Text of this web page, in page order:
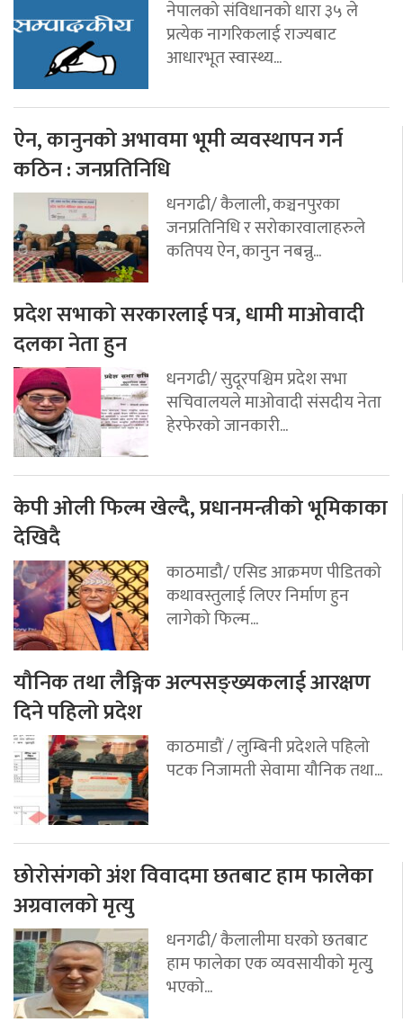
नेपालको संविधानको धारा ३५ ले
प्रत्येक नागरिकलाई राज्यबाट
आधारभूत स्वास्थ्य...
ऐन, कानुनको अभावमा भूमी व्यवस्थापन गर्न
कठिन : जनप्रतिनिधि
धनगढी/ कैलाली, कञ्चनपुरका
जनप्रतिनिधि र सरोकारवालाहरुले
कतिपय ऐन, कानुन नबन्नु...
प्रदेश सभाको सरकारलाई पत्र, धामी माओवादी
दलका नेता हुन
धनगढी/ सुदूरपश्चिम प्रदेश सभा
सचिवालयले माओवादी संसदीय नेता
हेरफेरको जानकारी...
केपी ओली फिल्म खेल्दै, प्रधानमन्त्रीको भूमिकाका
देखिदै
काठमाडौ/ एसिड आक्रमण पीडितको
कथावस्तुलाई लिएर निर्माण हुन
लागेको फिल्म...
यौनिक तथा लैङ्गिक अल्पसङ्ख्यकलाई आरक्षण
दिने पहिलो प्रदेश
काठमाडौं / लुम्बिनी प्रदेशले पहिलो
पटक निजामती सेवामा यौनिक तथा...
छोरोसंगको अंश विवादमा छतबाट हाम फालेका
अग्रवालको मृत्यु
धनगढी/ कैलालीमा घरको छतबाट
हाम फालेका एक व्यवसायीको मृत्युु
भएको...